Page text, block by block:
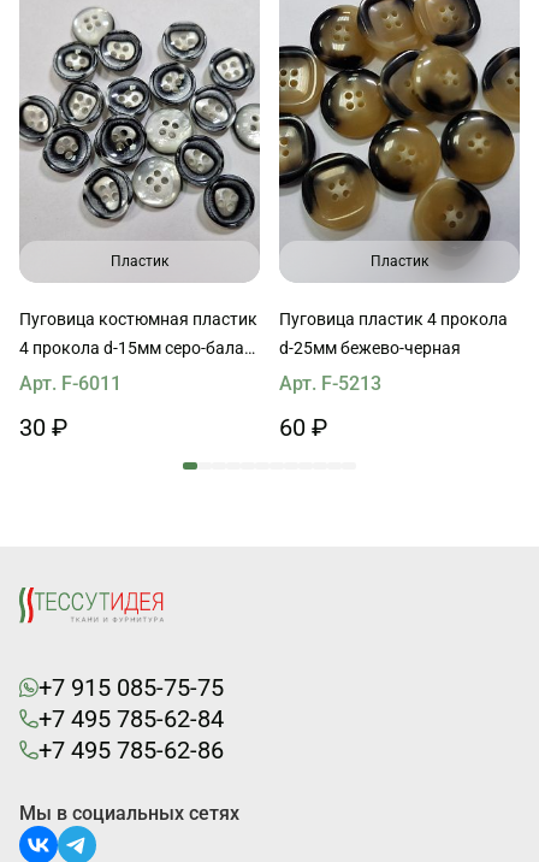
Пластик
Пуговица костюмная пластик
4 прокола d-15мм серо-балая
перламутровая
Арт. F-6011
30 ₽
Пластик
Пуговица пластик 4 прокола
d-25мм бежево-черная
Арт. F-5213
60 ₽
+7 915 085-75-75
+7 495 785-62-84
+7 495 785-62-86
Мы в социальных сетях